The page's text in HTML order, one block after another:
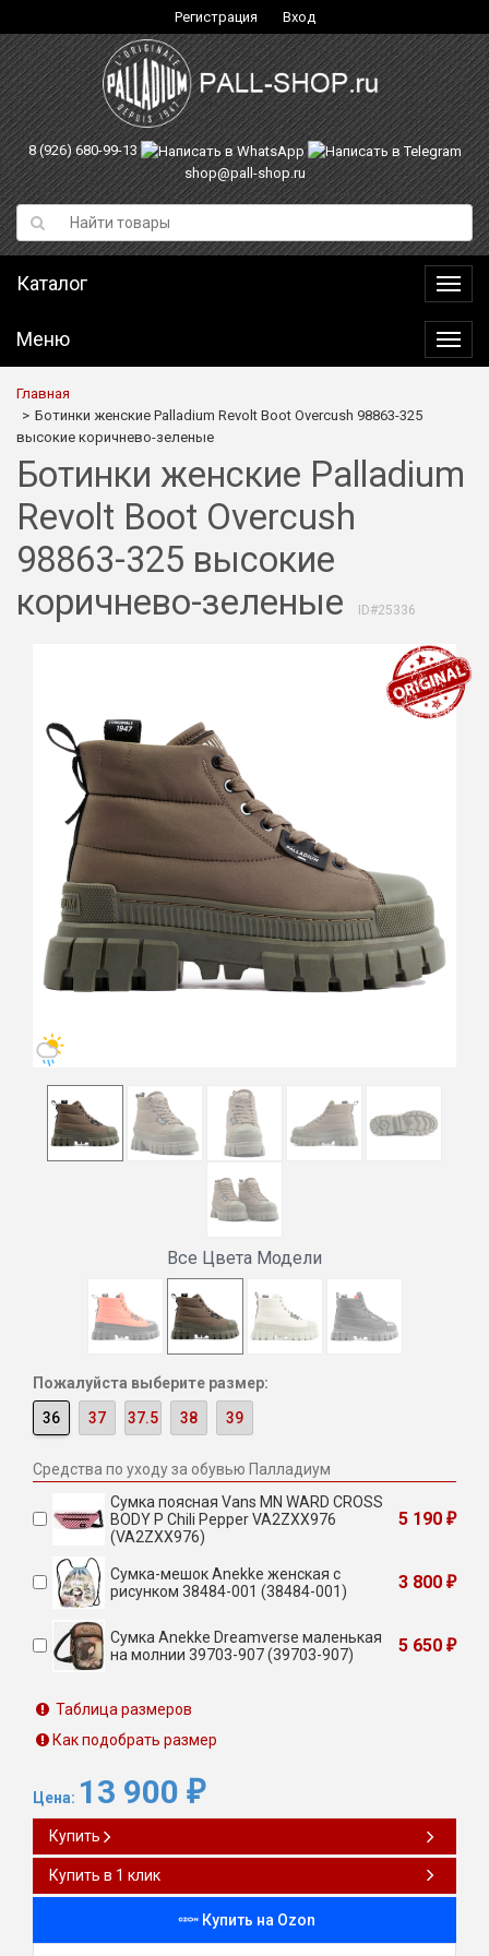
Регистрация Вход
8 (926) 680-99-13
shop@pall-shop.ru
Каталог
Меню
Меню
Главная
Ботинки женские Palladium Revolt Boot Overcush 98863-325
высокие коричнево-зеленые
Ботинки женские Palladium
Revolt Boot Overcush
98863-325 высокие
коричнево-зеленые
ID#25336
Все Цвета Модели
Пожалуйста выберите размер:
36
37 37.5 38 39
Средства по уходу за обувью Палладиум
Сумка поясная Vans MN WARD CROSS
BODY P Chili Pepper VA2ZXX976
(VA2ZXX976)
5 190 ₽
Сумка-мешок Anekke женская с
рисунком 38484-001 (38484-001)
3 800 ₽
Сумка Anekke Dreamverse маленькая
на молнии 39703-907 (39703-907)
5 650 ₽
Таблица размеров
Как подобрать размер
Цена: 13 900 ₽
Купить
Купить в 1 клик
Купить на Ozon